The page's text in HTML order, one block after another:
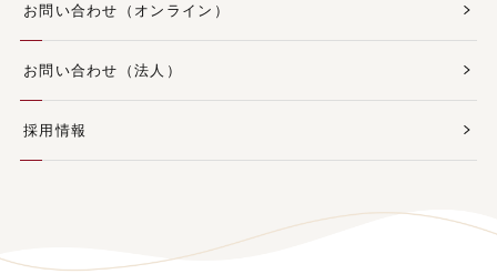
お問い合わせ（オンライン）
お問い合わせ（法人）
採用情報